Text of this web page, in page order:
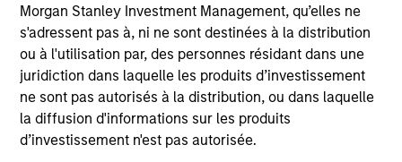
Morgan Stanley Investment Management, qu’elles ne
s'adressent pas à, ni ne sont destinées à la distribution
ou à l'utilisation par, des personnes résidant dans une
juridiction dans laquelle les produits d’investissement
ne sont pas autorisés à la distribution, ou dans laquelle
la diffusion d'informations sur les produits
d’investissement n'est pas autorisée.
processes for achieving clients’ investment
objectives and acts as a voting member on all
Parametric investment committees.
Prior to joining Parametric, Tom spent two years
working for the board of governors of the Federal
Reserve in Washington, DC. He has over 30 years
of financial services experience